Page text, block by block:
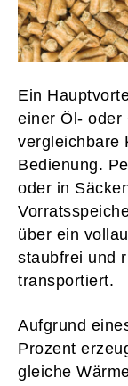
Ein
einer Öl- oder
vergleichbare
Bedienung.
oder in
über ein
staubfrei und
transportiert.
Aufgrund
Prozent
gleiche